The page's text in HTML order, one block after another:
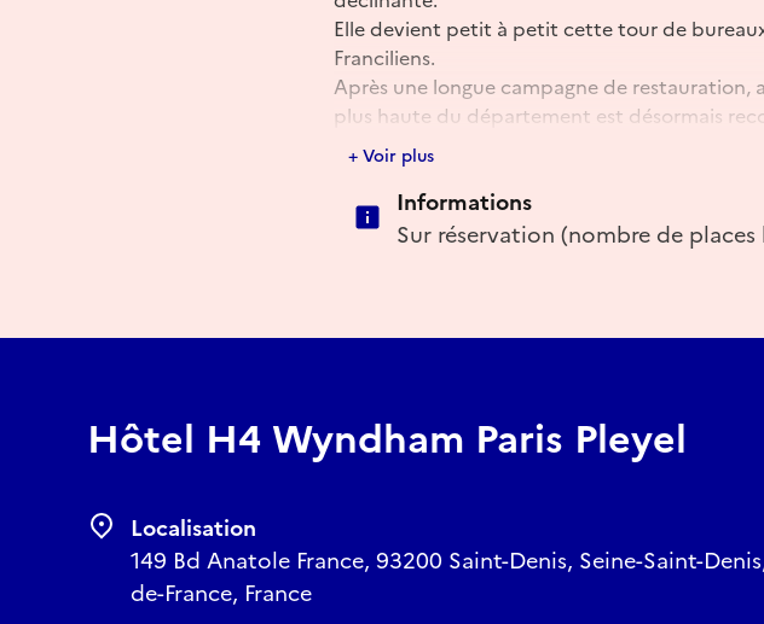
Elle devient petit à petit cette tour de
Franciliens.
Après une longue campagne de
plus haute du département est désormais
Découvrez cet édifice emblématique des
Réserver
infos@pop-plainecommune.com
+ Voir plus
Informations
Sur réservation (nombre de
Hôtel H4 Wyndham Paris Pleyel
Localisation
149 Bd Anatole France, 93200 Saint-Denis, Seine-Saint-
de-France, France